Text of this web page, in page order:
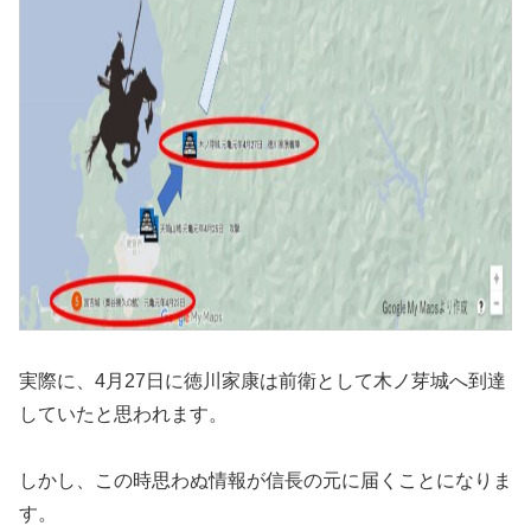
実際に、4月27日に徳川家康は前衛として木ノ芽城へ到達
していたと思われます。
しかし、この時思わぬ情報が信長の元に届くことになりま
す。